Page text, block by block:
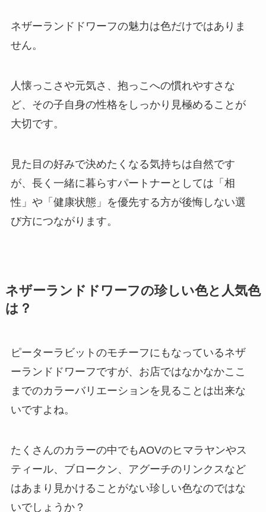
ネザーランドドワーフの魅力は色だけではありま
せん。
人懐っこさや元気さ、抱っこへの慣れやすさな
ど、その子自身の性格をしっかり見極めることが
大切です。
見た目の好みで決めたくなる気持ちは自然です
が、長く一緒に暮らすパートナーとしては「相
性」や「健康状態」を優先する方が後悔しない選
び方につながります。
ネザーランドドワーフの珍しい色と人気色
は？
ピーターラビットのモチーフにもなっているネザ
ーランドドワーフですが、お店ではなかなかここ
までのカラーバリエーションを見ることは出来な
いですよね。
たくさんのカラーの中でもAOVのヒマラヤンやス
ティール、ブロークン、アグーチのリンクスなど
はあまり見かけることがない珍しい色なのではな
いでしょうか？